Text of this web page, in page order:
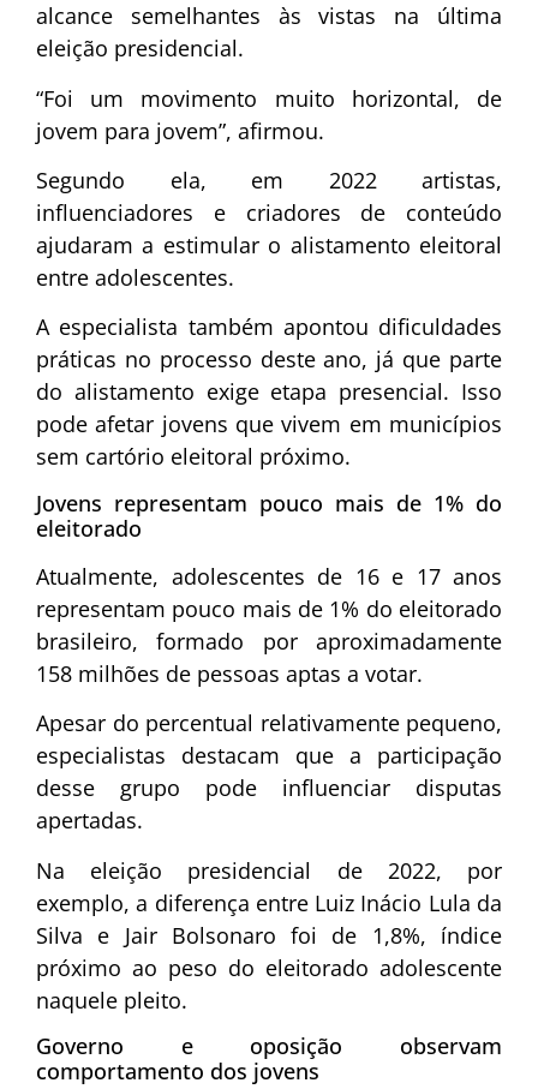
alcance semelhantes às vistas na última
eleição presidencial.
“Foi um movimento muito horizontal, de
jovem para jovem”, afirmou.
Segundo ela, em 2022 artistas,
influenciadores e criadores de conteúdo
ajudaram a estimular o alistamento eleitoral
entre adolescentes.
A especialista também apontou dificuldades
práticas no processo deste ano, já que parte
do alistamento exige etapa presencial. Isso
pode afetar jovens que vivem em municípios
sem cartório eleitoral próximo.
Jovens representam pouco mais de 1% do
eleitorado
Atualmente, adolescentes de 16 e 17 anos
representam pouco mais de 1% do eleitorado
brasileiro, formado por aproximadamente
158 milhões de pessoas aptas a votar.
Apesar do percentual relativamente pequeno,
especialistas destacam que a participação
desse grupo pode influenciar disputas
apertadas.
Na eleição presidencial de 2022, por
exemplo, a diferença entre Luiz Inácio Lula da
Silva e Jair Bolsonaro foi de 1,8%, índice
próximo ao peso do eleitorado adolescente
naquele pleito.
Governo e oposição observam
comportamento dos jovens